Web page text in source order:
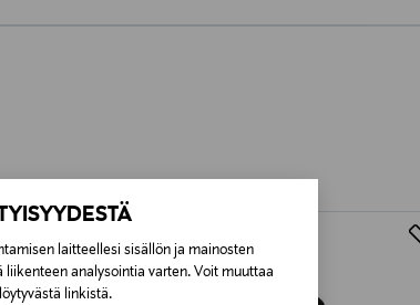
laitteellesi sisällön ja mainosten
analysointia varten. Voit muuttaa
linkistä.
6,90 €, kun toimitus on saatavilla valittuun osoitteeseen.